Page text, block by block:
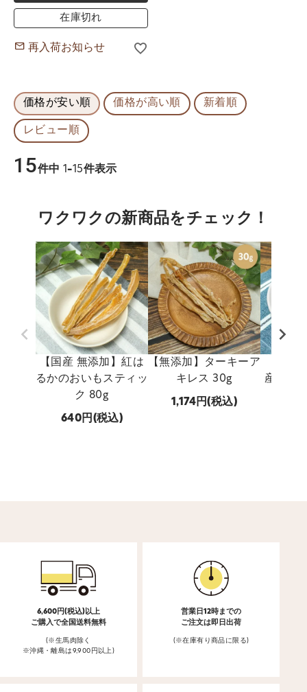
在庫切れ
再入荷お知らせ
価格が安い順 価格が高い順 新着順
レビュー順
15件中 1-15件表示
ワクワクの新商品をチェック！
【国産 無添加】紅は
るかのおいもスティッ
ク 80g
640 (税込)
【無添加】ターキーア
キレス 30g
1,174 (税込)
産 穴子
6,600円(税込)以上
ご購入で全国送料無料
(※生馬肉除く
※沖縄・離島は9,900円以上)
営業日12時までの
ご注文は即日出荷
(※在庫有り商品に限る)